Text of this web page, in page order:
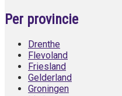
Per provincie
Drenthe
Flevoland
Friesland
Gelderland
Groningen